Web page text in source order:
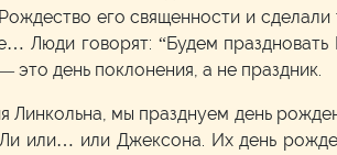
его священности и
Люди говорят: “Будем
день поклонения, а не праздник.
Линкольна, мы празднуем день
или… или Джексона. Их день